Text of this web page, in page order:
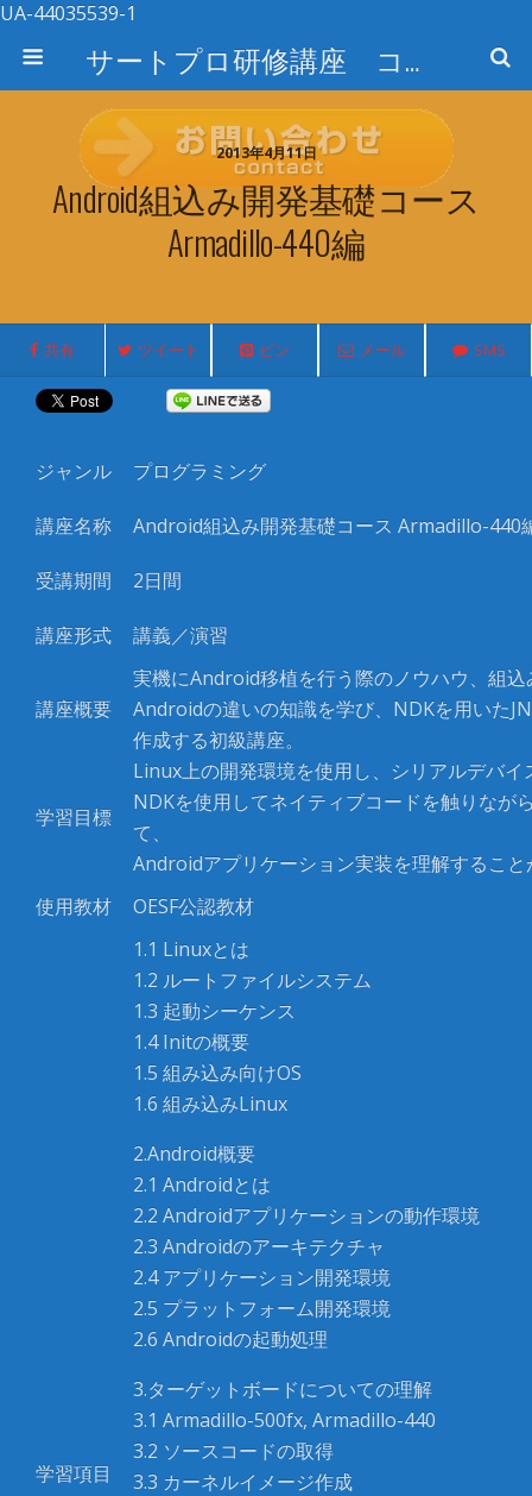
UA-44035539-1
サートプロ研修講座 コース検索
2013年4月11日
Android組込み開発基礎コース
Armadillo-440編
共有 ツイート ピン メール SMS
ジャンル プログラミング
講座名称 Android組込み開発基礎コース Armadillo-440
受講期間 2日間
講座形式 講義／演習
講座概要
実機にAndroid移植を行う際のノウハウ、組込
Androidの違いの知識を学び、 NDKを用いた
作成する初級講座。
学習目標
Linux上の開発環境を使用し、シリアルデバイ
NDKを使用してネイティブコードを触りなが
て、
Androidアプリケーション実装を理解するこ
使用教材
OESF公認教材
学習項目
1.1 Linuxとは
1.2 ルートファイルシステム
1.3 起動シーケンス
1.4 Initの概要
1.5 組み込み向けOS
1.6 組み込みLinux
2.Android概要
2.1 Androidとは
2.2 Androidアプリケーションの動作環境
2.3 Androidのアーキテクチャ
2.4 アプリケーション開発環境
2.5 プラットフォーム開発環境
2.6 Androidの起動処理
3.ターゲットボードについての理解
3.1 Armadillo-500fx, Armadillo-440
3.2 ソースコードの取得
3.3 カーネルイメージ作成